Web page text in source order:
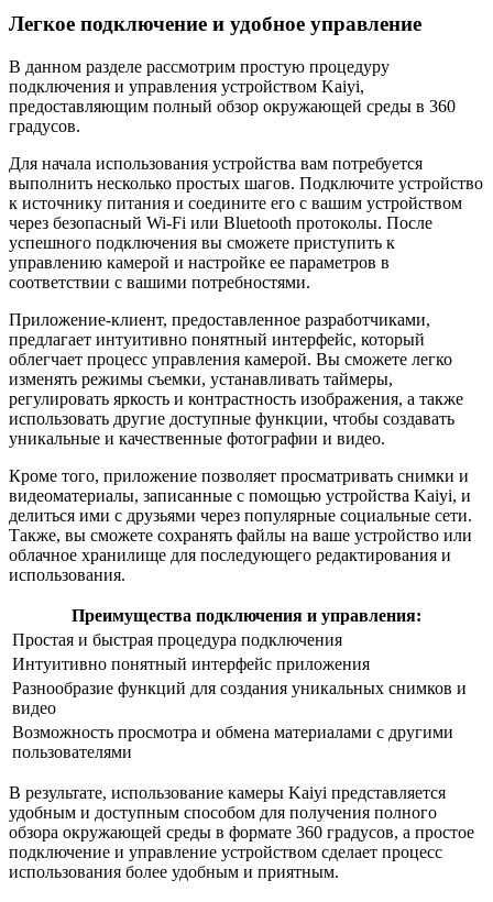
Легкое подключение и удобное управление
В данном разделе рассмотрим простую процедуру
подключения и управления устройством Kaiyi,
предоставляющим полный обзор окружающей среды в 360
градусов.
Для начала использования устройства вам потребуется
выполнить несколько простых шагов. Подключите устройство
к источнику питания и соедините его с вашим устройством
через безопасный Wi-Fi или Bluetooth протоколы. После
успешного подключения вы сможете приступить к
управлению камерой и настройке ее параметров в
соответствии с вашими потребностями.
Приложение-клиент, предоставленное разработчиками,
предлагает интуитивно понятный интерфейс, который
облегчает процесс управления камерой. Вы сможете легко
изменять режимы съемки, устанавливать таймеры,
регулировать яркость и контрастность изображения, а также
использовать другие доступные функции, чтобы создавать
уникальные и качественные фотографии и видео.
Кроме того, приложение позволяет просматривать снимки и
видеоматериалы, записанные с помощью устройства Kaiyi, и
делиться ими с друзьями через популярные социальные сети.
Также, вы сможете сохранять файлы на ваше устройство или
облачное хранилище для последующего редактирования и
использования.
Преимущества подключения и управления:
Простая и быстрая процедура подключения
Интуитивно понятный интерфейс приложения
Разнообразие функций для создания уникальных снимков и
видео
Возможность просмотра и обмена материалами с другими
пользователями
В результате, использование камеры Kaiyi представляется
удобным и доступным способом для получения полного
обзора окружающей среды в формате 360 градусов, а простое
подключение и управление устройством сделает процесс
использования более удобным и приятным.